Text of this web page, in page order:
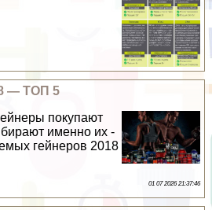
— ТОП 5
покупают
именно их -
гeйнеров 2018
01 07 2026 21:37:46